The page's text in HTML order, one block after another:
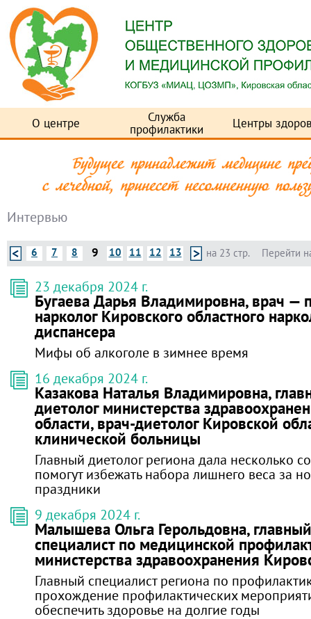
О центре
Служба
профилактики
Центры
Интервью
Перейти
6 7 8 9 10 11 12 13 на 23 стр.
23 декабря 2024 г.
Бугаева Дарья Владимировна, врач —
нарколог Кировского областного
диспансера
Мифы об алкоголе в зимнее время
16 декабря 2024 г.
Казакова Наталья Владимировна,
диетолог министерства
области, врач-диетолог Кировской
клинической больницы
Главный диетолог региона дала несколько
помогут избежать набора лишнего веса за
праздники
9 декабря 2024 г.
Малышева Ольга Герольдовна,
специалист по медицинской
министерства здравоохранения
Главный специалист региона по
прохождение профилактических
обеспечить здоровье на долгие годы